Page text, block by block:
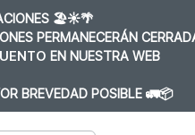
🏖️☀️🌴
PERMANECERÁN
EN NUESTRA WEB
BREVEDAD POSIBLE 🚛📦